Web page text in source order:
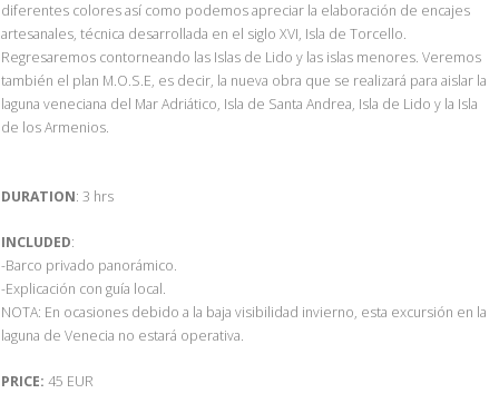
diferentes colores así como podemos apreciar la elaboración de encajes
artesanales, técnica desarrollada en el siglo XVI, Isla de Torcello.
Regresaremos contorneando las Islas de Lido y las islas menores. Veremos
también el plan M.O.S.E, es decir, la nueva obra que se realizará para aislar la
laguna veneciana del Mar Adriático, Isla de Santa Andrea, Isla de Lido y la Isla
de los Armenios.
DURATION: 3 hrs
INCLUDED:
-Barco privado panorámico.
-Explicación con guía local.
NOTA: En ocasiones debido a la baja visibilidad invierno, esta excursión en la
laguna de Venecia no estará operativa.
PRICE: 45 EUR